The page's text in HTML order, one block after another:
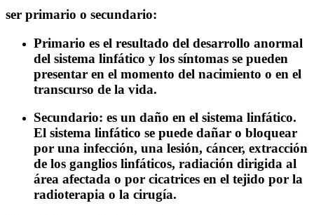
ser primario o secundario:
Primario es el resultado del desarrollo anormal
del sistema linfático y los síntomas se pueden
presentar en el momento del nacimiento o en el
transcurso de la vida.
Secundario: es un daño en el sistema linfático.
El sistema linfático se puede dañar o bloquear
por una infección, una lesión, cáncer, extracción
de los ganglios linfáticos, radiación dirigida al
área afectada o por cicatrices en el tejido por la
radioterapia o la cirugía.